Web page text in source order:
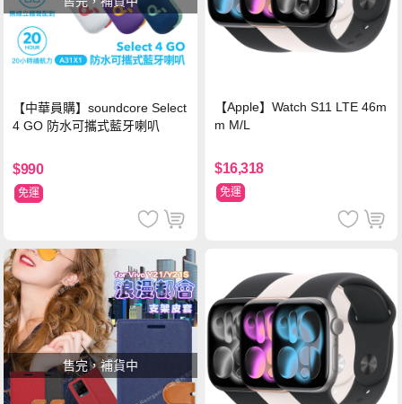
【中華員購】soundcore Select
4 GO 防水可攜式藍牙喇叭
$990
免運
【Apple】Watch S11 LTE 46m
m M/L
$16,318
免運
售完，補貨中